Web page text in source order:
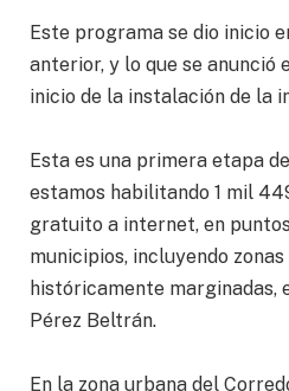
Este programa se dio inicio
anterior, y lo que se anunció
inicio de la instalación de la
Esta es una primera etapa
estamos habilitando 1 mil
gratuito a internet, en
municipios, incluyendo
históricamente marginadas,
Pérez Beltrán.
En la zona urbana del